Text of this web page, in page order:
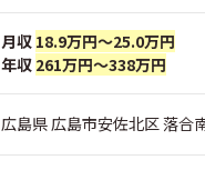
月収 18.9万円～25.0万円
年収 261万円～338万円
広島県 広島市安佐北区 落合